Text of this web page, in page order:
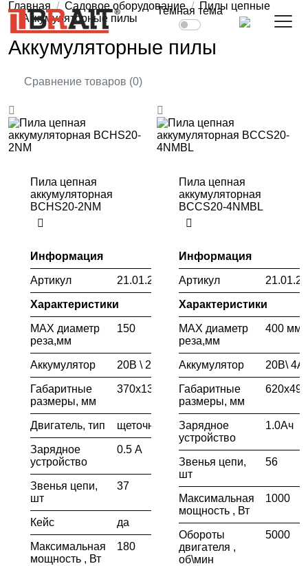
Темная тема
Главная Садовое оборудование
Пилы цепные
Аккумуляторные пилы
Аккумуляторные пилы
Сравнение товаров (0)
Пила цепная
аккумуляторная
BCHS20-2NM
Информация
Артикул 21.01.228.001
Характеристики
MAX диаметр
реза,мм
150
Аккумулятор 20В \ 2.0Ah
Габаритные
размеры, мм
370х130х185
Двигатель, тип щеточный
Зарядное
устройство
0.5 А
Звенья цепи,
шт
37
Кейс да
Максимальная
мощность , Вт
180
Пила цепная
аккумуляторная
BCCS20-4NMBL
Информация
Артикул
Характеристики
MAX диаметр
реза,мм
400 мм
Аккумулятор 20В\
Габаритные
размеры, мм
Зарядное
устройство
1.0Ач
Звенья цепи,
шт
56
Максимальная
мощность , Вт
1000
Обороты
двигателя ,
об\мин
5000